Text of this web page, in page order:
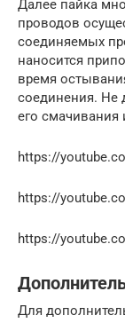
Далее пайка
проводов
соединяемых
наносится
время
соединения. Не
его смачивания
https://
https://
https://
Для